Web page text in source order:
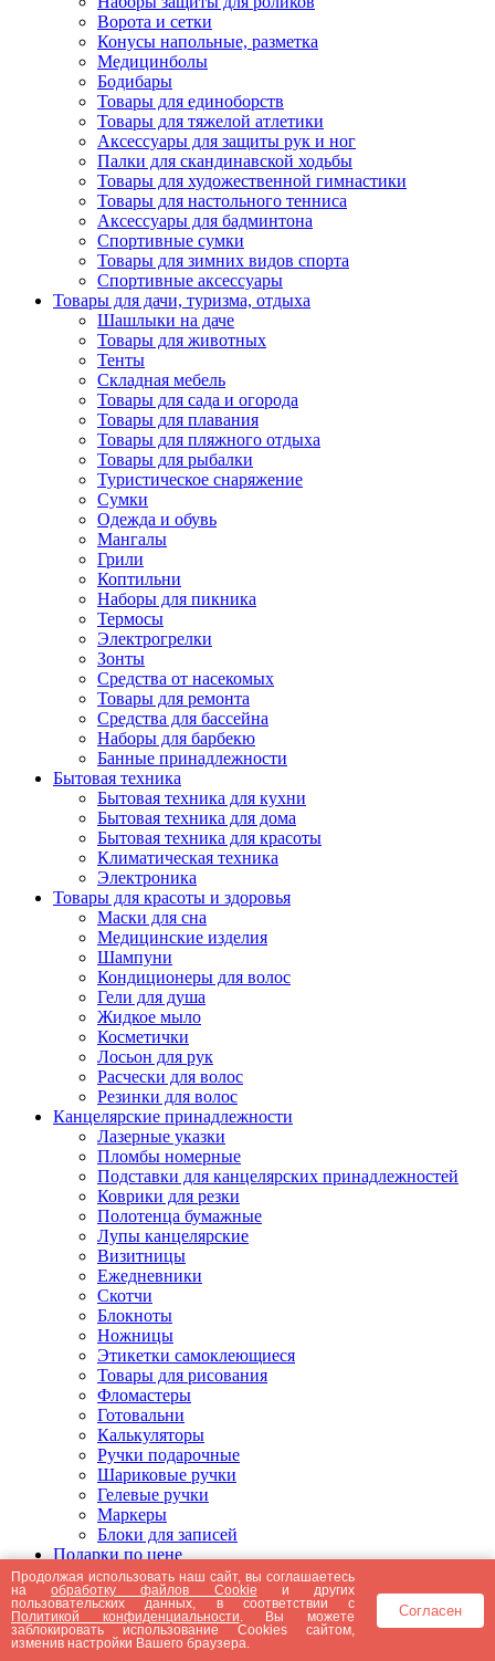
Ворота и сетки
Конусы напольные, разметка
Медицинболы
Бодибары
Товары для единоборств
Товары для тяжелой атлетики
Аксессуары для защиты рук и ног
Палки для скандинавской ходьбы
Товары для художественной гимнастики
Товары для настольного тенниса
Аксессуары для бадминтона
Спортивные сумки
Товары для зимних видов спорта
Спортивные аксессуары
Товары для дачи, туризма, отдыха
Шашлыки на даче
Товары для животных
Тенты
Складная мебель
Товары для сада и огорода
Товары для плавания
Товары для пляжного отдыха
Товары для рыбалки
Туристическое снаряжение
Сумки
Одежда и обувь
Мангалы
Грили
Коптильни
Наборы для пикника
Термосы
Электрогрелки
Зонты
Средства от насекомых
Товары для ремонта
Средства для бассейна
Наборы для барбекю
Банные принадлежности
Бытовая техника
Бытовая техника для кухни
Бытовая техника для дома
Бытовая техника для красоты
Климатическая техника
Электроника
Товары для красоты и здоровья
Маски для сна
Медицинские изделия
Шампуни
Кондиционеры для волос
Гели для душа
Жидкое мыло
Косметички
Лосьон для рук
Расчески для волос
Резинки для волос
Канцелярские принадлежности
Лазерные указки
Пломбы номерные
Подставки для канцелярских принадлежностей
Коврики для резки
Полотенца бумажные
Лупы канцелярские
Визитницы
Ежедневники
Скотчи
Блокноты
Ножницы
Этикетки самоклеющиеся
Товары для рисования
Фломастеры
Готовальни
Калькуляторы
Ручки подарочные
Шариковые ручки
Гелевые ручки
Маркеры
Блоки для записей
Подарки по цене
Подарки от 5000 рублей
Подарки до 5000 рублей
Подарки до 3000 рублей
Подарки до 2000 рублей
Подарки до 1000 рублей
Продолжая использовать наш сайт, вы соглашаетесь
наобработку файлов Cookie и других
пользовательских данных, в соответствии с
Политикой конфиденциальности . Вы можете
заблокировать использование Cookies сайтом,
изменив настройки Вашего браузера.
Согласен